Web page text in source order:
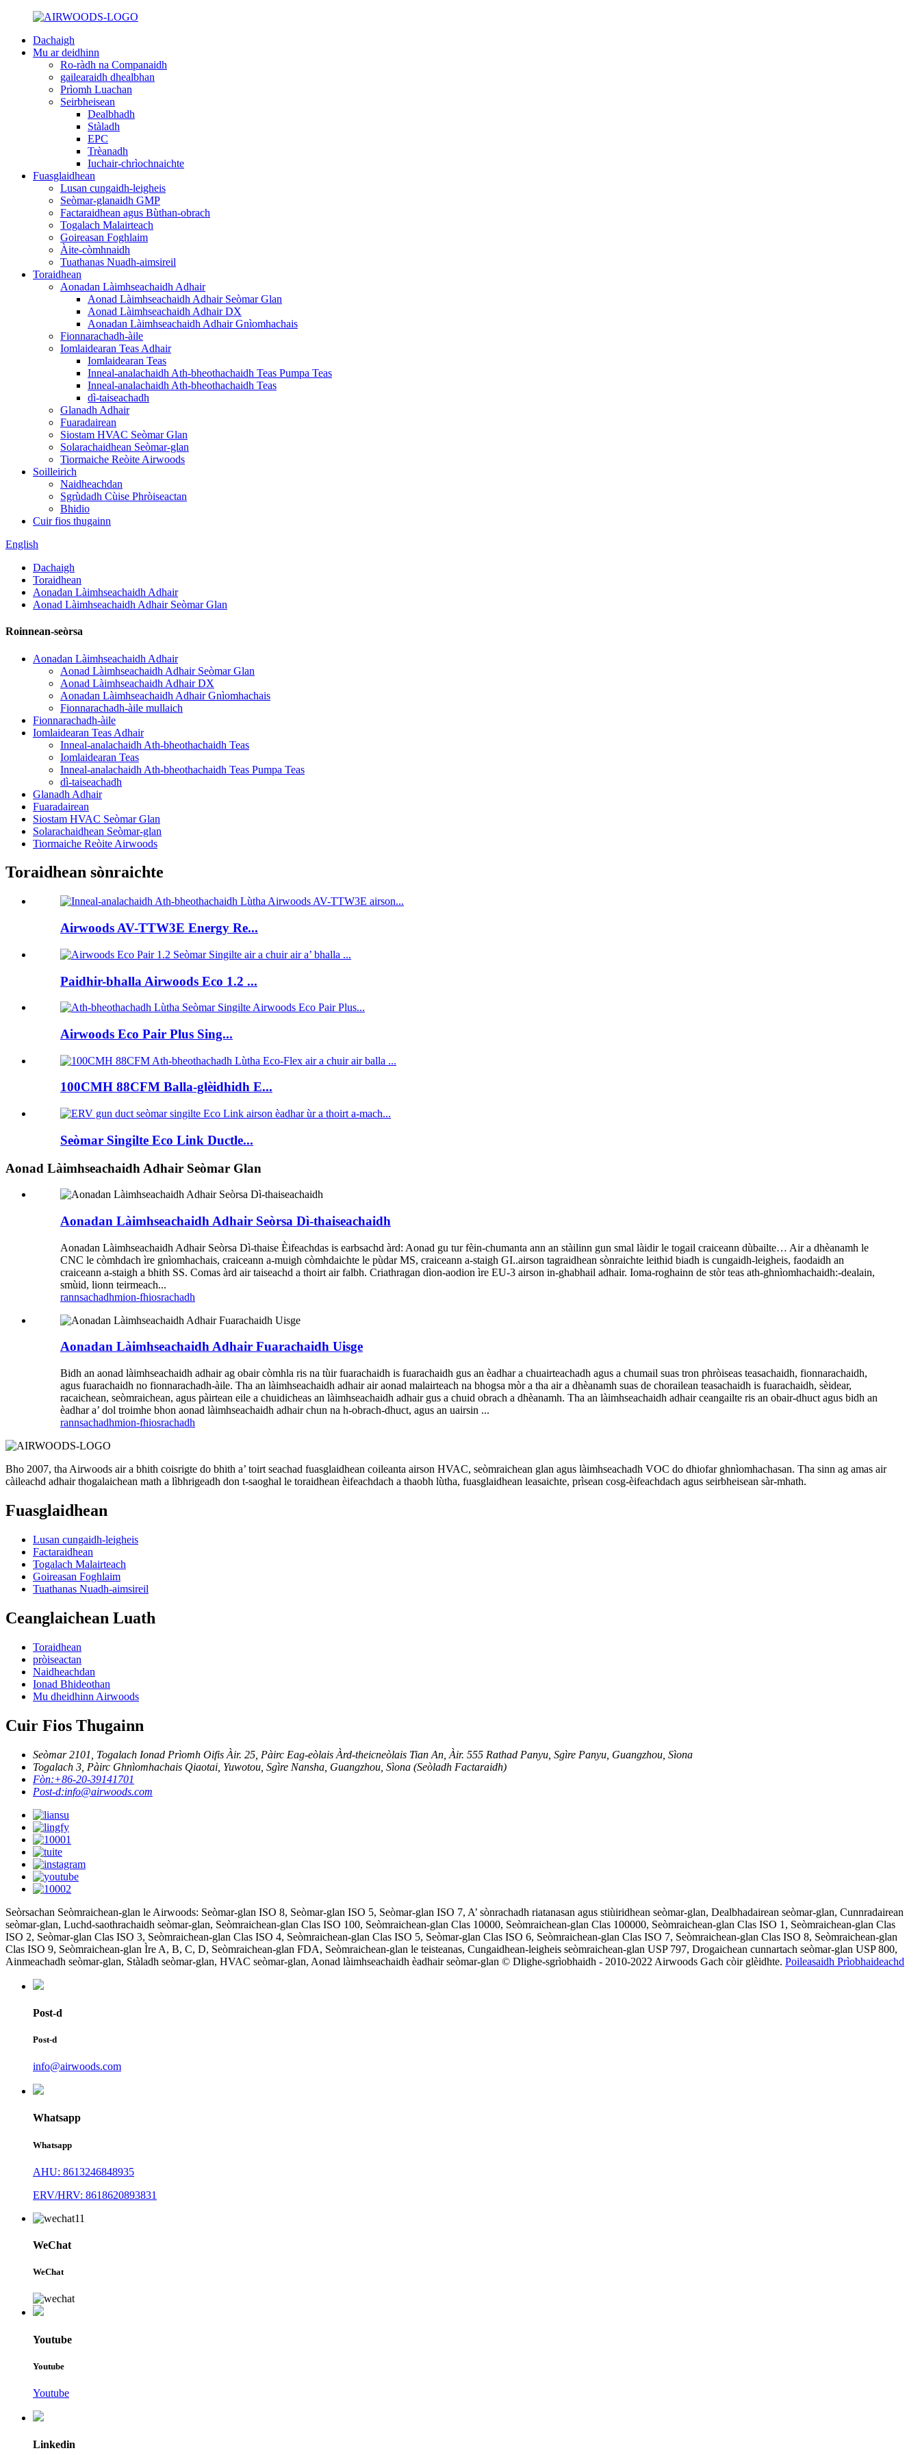
Dachaigh
Mu ar deidhinn
Ro-ràdh na Companaidh
gailearaidh dhealbhan
Prìomh Luachan
Seirbheisean
Dealbhadh
Stàladh
EPC
Trèanadh
Iuchair-chrìochnaichte
Fuasglaidhean
Lusan cungaidh-leigheis
Seòmar-glanaidh GMP
Factaraidhean agus Bùthan-obrach
Togalach Malairteach
Goireasan Foghlaim
Àite-còmhnaidh
Tuathanas Nuadh-aimsireil
Toraidhean
Aonadan Làimhseachaidh Adhair
Aonad Làimhseachaidh Adhair Seòmar Glan
Aonad Làimhseachaidh Adhair DX
Aonadan Làimhseachaidh Adhair Gnìomhachais
Fionnarachadh-àile
Iomlaidearan Teas Adhair
Iomlaidearan Teas
Inneal-analachaidh Ath-bheothachaidh Teas Pumpa Teas
Inneal-analachaidh Ath-bheothachaidh Teas
dì-taiseachadh
Glanadh Adhair
Fuaradairean
Siostam HVAC Seòmar Glan
Solarachaidhean Seòmar-glan
Tiormaiche Reòite Airwoods
Soilleirich
Naidheachdan
Sgrùdadh Cùise Phròiseactan
Bhidio
Cuir fios thugainn
English
Dachaigh
Toraidhean
Aonadan Làimhseachaidh Adhair
Aonad Làimhseachaidh Adhair Seòmar Glan
Roinnean-seòrsa
Aonadan Làimhseachaidh Adhair
Aonad Làimhseachaidh Adhair Seòmar Glan
Aonad Làimhseachaidh Adhair DX
Aonadan Làimhseachaidh Adhair Gnìomhachais
Fionnarachadh-àile mullaich
Fionnarachadh-àile
Iomlaidearan Teas Adhair
Inneal-analachaidh Ath-bheothachaidh Teas
Iomlaidearan Teas
Inneal-analachaidh Ath-bheothachaidh Teas Pumpa Teas
dì-taiseachadh
Glanadh Adhair
Fuaradairean
Siostam HVAC Seòmar Glan
Solarachaidhean Seòmar-glan
Tiormaiche Reòite Airwoods
Toraidhean sònraichte
Airwoods AV-TTW3E Energy Re...
Paidhir-bhalla Airwoods Eco 1.2 ...
Airwoods Eco Pair Plus Sing...
100CMH 88CFM Balla-glèidhidh E...
Seòmar Singilte Eco Link Ductle...
Aonad Làimhseachaidh Adhair Seòmar Glan
Aonadan Làimhseachaidh Adhair Seòrsa Dì-thaiseachaidh
Aonadan Làimhseachaidh Adhair Seòrsa Dì-thaise Èifeachdas is earbsachd àrd: Aonad gu tur fèin-chumanta ann an stàilinn gun smal làidir le togail craiceann dùbailte… Air a dhèanamh le
CNC le còmhdach ìre gnìomhachais, craiceann a-muigh còmhdaichte le pùdar MS, craiceann a-staigh GI..airson tagraidhean sònraichte leithid biadh is cungaidh-leigheis, faodaidh an
craiceann a-staigh a bhith SS. Comas àrd air taiseachd a thoirt air falbh. Criathragan dìon-aodion ìre EU-3 airson in-ghabhail adhair. Ioma-roghainn de stòr teas ath-ghnìomhachaidh:-dealain,
smùid, lionn teirmeach...
rannsachadhmion-fhiosrachadh
Aonadan Làimhseachaidh Adhair Fuarachaidh Uisge
Bidh an aonad làimhseachaidh adhair ag obair còmhla ris na tùir fuarachaidh is fuarachaidh gus an èadhar a chuairteachadh agus a chumail suas tron ​​phròiseas teasachaidh, fionnarachaidh,
agus fuarachaidh no fionnarachadh-àile. Tha an làimhseachaidh adhair air aonad malairteach na bhogsa mòr a tha air a dhèanamh suas de chorailean teasachaidh is fuarachaidh, sèidear,
racaichean, seòmraichean, agus pàirtean eile a chuidicheas an làimhseachaidh adhair gus a chuid obrach a dhèanamh. Tha an làimhseachaidh adhair ceangailte ris an obair-dhuct agus bidh an
èadhar a’ dol troimhe bhon aonad làimhseachaidh adhair chun na h-obrach-dhuct, agus an uairsin ...
rannsachadhmion-fhiosrachadh
Bho 2007, tha Airwoods air a bhith coisrigte do bhith a’ toirt seachad fuasglaidhean coileanta airson HVAC, seòmraichean glan agus làimhseachadh VOC do dhiofar ghnìomhachasan. Tha sinn ag amas air
càileachd adhair thogalaichean math a lìbhrigeadh don t-saoghal le toraidhean èifeachdach a thaobh lùtha, fuasglaidhean leasaichte, prìsean cosg-èifeachdach agus seirbheisean sàr-mhath.
Fuasglaidhean
Lusan cungaidh-leigheis
Factaraidhean
Togalach Malairteach
Goireasan Foghlaim
Tuathanas Nuadh-aimsireil
Ceanglaichean Luath
Toraidhean
pròiseactan
Naidheachdan
Ionad Bhideothan
Mu dheidhinn Airwoods
Cuir Fios Thugainn
Seòmar 2101, Togalach Ionad Prìomh Oifis Àir. 25, Pàirc Eag-eòlais Àrd-theicneòlais Tian An, Àir. 555 Rathad Panyu, Sgìre Panyu, Guangzhou, Sìona
Togalach 3, Pàirc Ghnìomhachais Qiaotai, Yuwotou, Sgìre Nansha, Guangzhou, Sìona (Seòladh Factaraidh)
Fòn:+86-20-39141701
Post-d:info@airwoods.com
Seòrsachan Seòmraichean-glan le Airwoods: Seòmar-glan ISO 8, Seòmar-glan ISO 5, Seòmar-glan ISO 7, A’ sònrachadh riatanasan agus stiùiridhean seòmar-glan, Dealbhadairean seòmar-glan, Cunnradairean
seòmar-glan, Luchd-saothrachaidh seòmar-glan, Seòmraichean-glan Clas ISO 100, Seòmraichean-glan Clas 10000, Seòmraichean-glan Clas 100000, Seòmraichean-glan Clas ISO 1, Seòmraichean-glan Clas
ISO 2, Seòmar-glan Clas ISO 3, Seòmraichean-glan Clas ISO 4, Seòmraichean-glan Clas ISO 5, Seòmar-glan Clas ISO 6, Seòmraichean-glan Clas ISO 7, Seòmraichean-glan Clas ISO 8, Seòmraichean-glan
Clas ISO 9, Seòmraichean-glan Ìre A, B, C, D, Seòmraichean-glan FDA, Seòmraichean-glan le teisteanas, Cungaidhean-leigheis seòmraichean-glan USP 797, Drogaichean cunnartach seòmar-glan USP 800,
Ainmeachadh seòmar-glan, Stàladh seòmar-glan, HVAC seòmar-glan, Aonad làimhseachaidh èadhair seòmar-glan © Dlighe-sgrìobhaidh - 2010-2022 Airwoods Gach còir glèidhte. Poileasaidh Prìobhaideachd
Post-d
Post-d
info@airwoods.com
Whatsapp
Whatsapp
AHU: 8613246848935
ERV/HRV: 8618620893831
WeChat
WeChat
Youtube
Youtube
Youtube
Linkedin